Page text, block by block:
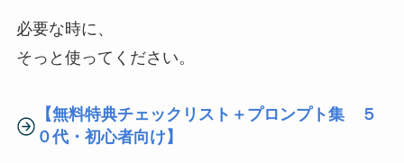
必要な時に、
そっと使ってください。
【無料特典チェックリスト＋プロンプト集 ５
０代・初心者向け】